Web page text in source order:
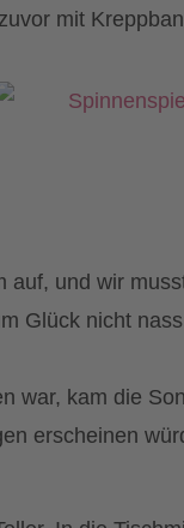
mit
auf, und wir
Glück nicht
war, kam die
erscheinen